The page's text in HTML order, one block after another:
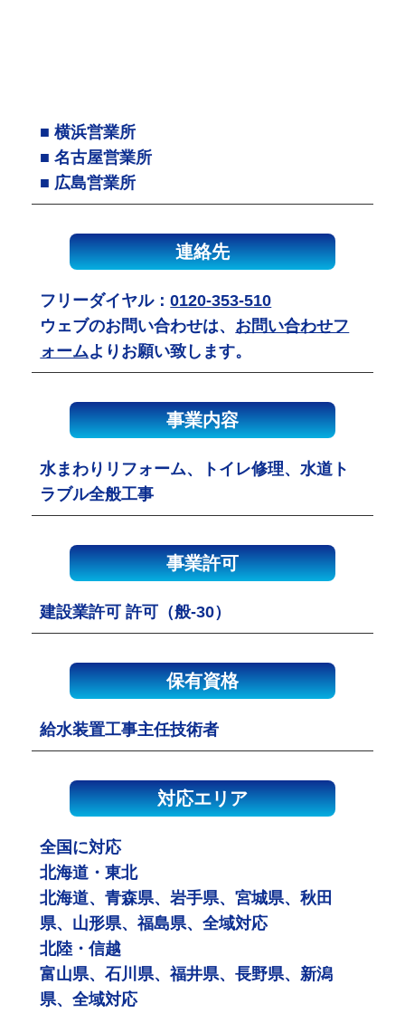
■ 横浜営業所
■ 名古屋営業所
■ 広島営業所
連絡先
フリーダイヤル：0120-353-510
ウェブのお問い合わせは、 お問い合わせフ
ォームよりお願い致します。
事業内容
水まわりリフォーム、トイレ修理、水道ト
ラブル全般工事
事業許可
建設業許可 許可（般-30）
保有資格
給水装置工事主任技術者
対応エリア
全国に対応
北海道・東北
北海道、青森県、岩手県、宮城県、秋田
県、山形県、福島県、全域対応
北陸・信越
富山県、石川県、福井県、長野県、新潟
県、全域対応